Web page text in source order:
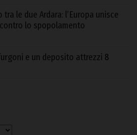
le due Ardara: l’Europa unisce
lo spopolamento
e un deposito attrezzi 8